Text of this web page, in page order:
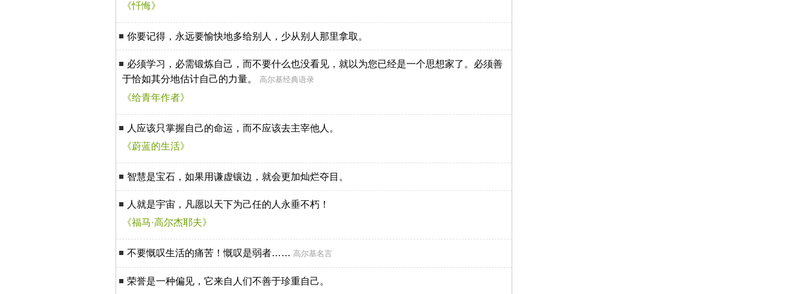
《忏悔》
你要记得，永远要愉快地多给别人，少从别人那里拿取。
必须学习，必需锻炼自己，而不要什么也没看见，就以为您已经是一个思想家了。必须善
于恰如其分地估计自己的力量。 高尔基经典语录
《给青年作者》
人应该只掌握自己的命运，而不应该去主宰他人。
《蔚蓝的生活》
智慧是宝石，如果用谦虚镶边，就会更加灿烂夺目。
人就是宇宙，凡愿以天下为己任的人永垂不朽！
《福马·高尔杰耶夫》
不要慨叹生活的痛苦！慨叹是弱者…… 高尔基名言
荣誉是一种偏见，它来自人们不善于珍重自己。